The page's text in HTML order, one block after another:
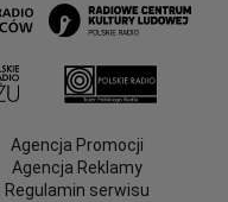
Agencja Promocji
Agencja Reklamy
Regulamin serwisu